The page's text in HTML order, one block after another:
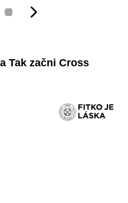
Tak začni Cross